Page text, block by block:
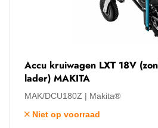
Accu kruiwagen LXT 18V
lader) MAKITA
MAK/DCU180Z
Makita®
Niet op voorraad